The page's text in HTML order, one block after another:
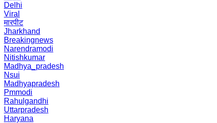
Delhi
Viral
मारपीट
Jharkhand
Breakingnews
Narendramodi
Nitishkumar
Madhya_pradesh
Nsui
Madhyapradesh
Pmmodi
Rahulgandhi
Uttarpradesh
Haryana